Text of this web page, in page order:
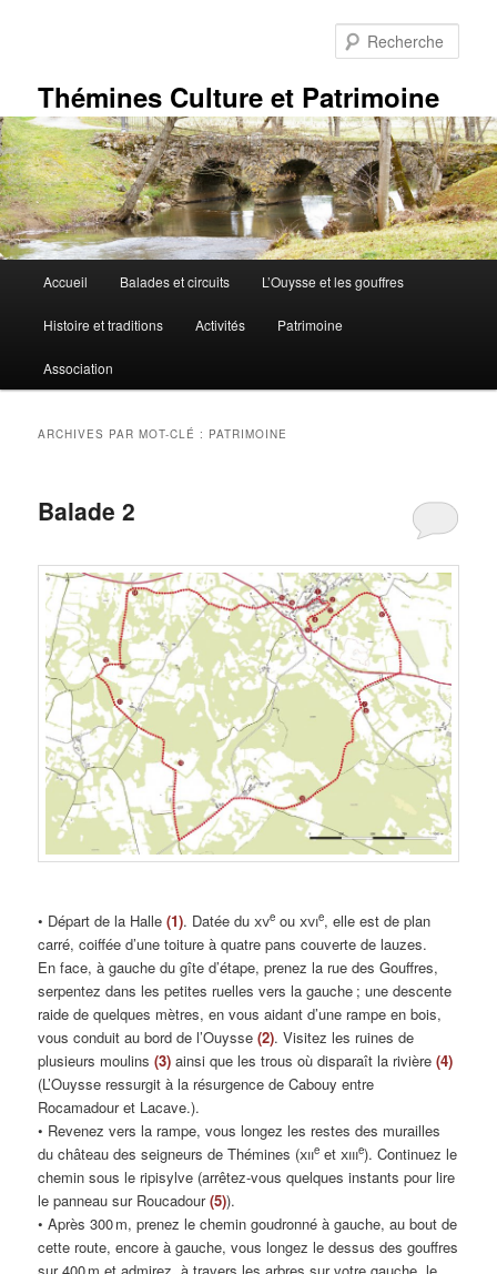
Thémines Culture et Patrimoine
principal
Accueil Balades et circuits L’Ouysse et les gouffres
Histoire et traditions Activités Patrimoine
Association
ARCHIVES PAR MOT-CLÉ : PATRIMOINE
Balade 2
• Départ de la Halle(1). Datée duxve ouxvie, elle est de plan
carré, coiffée d’une toiture à quatre pans couverte de lauzes.
En face, à gauche du gîte d’étape, prenez la rue des Gouffres,
serpentez dans les petites ruelles vers la gauche ; une descente
raide de quelques mètres, en vous aidant d’une rampe en bois,
vous conduit au bord de l’Ouysse(2). Visitez les ruines de
plusieurs moulins(3) ainsi que les trous où disparaît la rivière(4)
(L’Ouysse ressurgit à la résurgence de Cabouy entre
Rocamadour et Lacave.).
• Revenez vers la rampe, vous longez les restes des murailles
du château des seigneurs de Thémines (xiie etxiiie). Continuez le
chemin sous le ripisylve (arrêtez-vous quelques instants pour lire
le panneau sur Roucadour(5)).
• Après 300 m, prenez le chemin goudronné à gauche, au bout de
cette route, encore à gauche, vous longez le dessus des gouffres